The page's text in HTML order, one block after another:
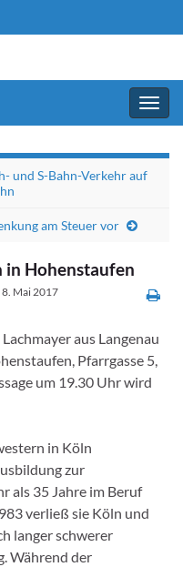
und S-Bahn-Verkehr auf
am Steuer vor
in Hohenstaufen
8. Mai 2017
aus Langenau
Pfarrgasse 5,
um 19.30 Uhr wird
in Köln
zur
als 35 Jahre im Beruf
verließ sie Köln und
langer schwerer
Während der